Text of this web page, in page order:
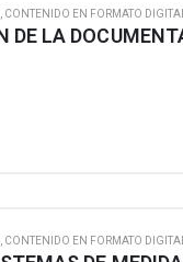
CONTENIDO EN FORMATO DIGITAL
CONTENIDO EN FORMATO DIGITAL